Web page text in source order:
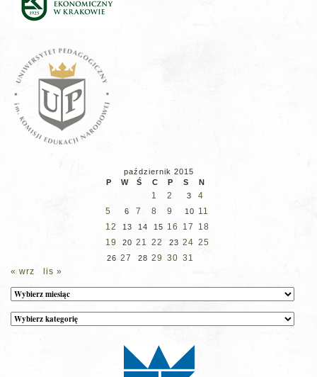
październik 2015
P
W Ś C P S N
1 2 3
4
5
6 7 8 9 10 11
12
13 14 15 16 17
18
19
20 21 22 23 24 25
26 27 28 29 30 31
« wrz
lis »
Archiwum
Kategorie
wpisów